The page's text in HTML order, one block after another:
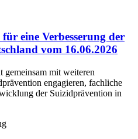
eine Verbesserung der
vom 16.06.2026
gemeinsam mit weiteren
engagieren, fachliche
der Suizidprävention in